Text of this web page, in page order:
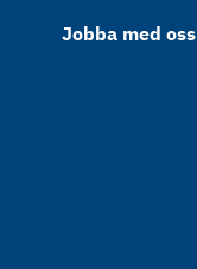
Jobba med oss